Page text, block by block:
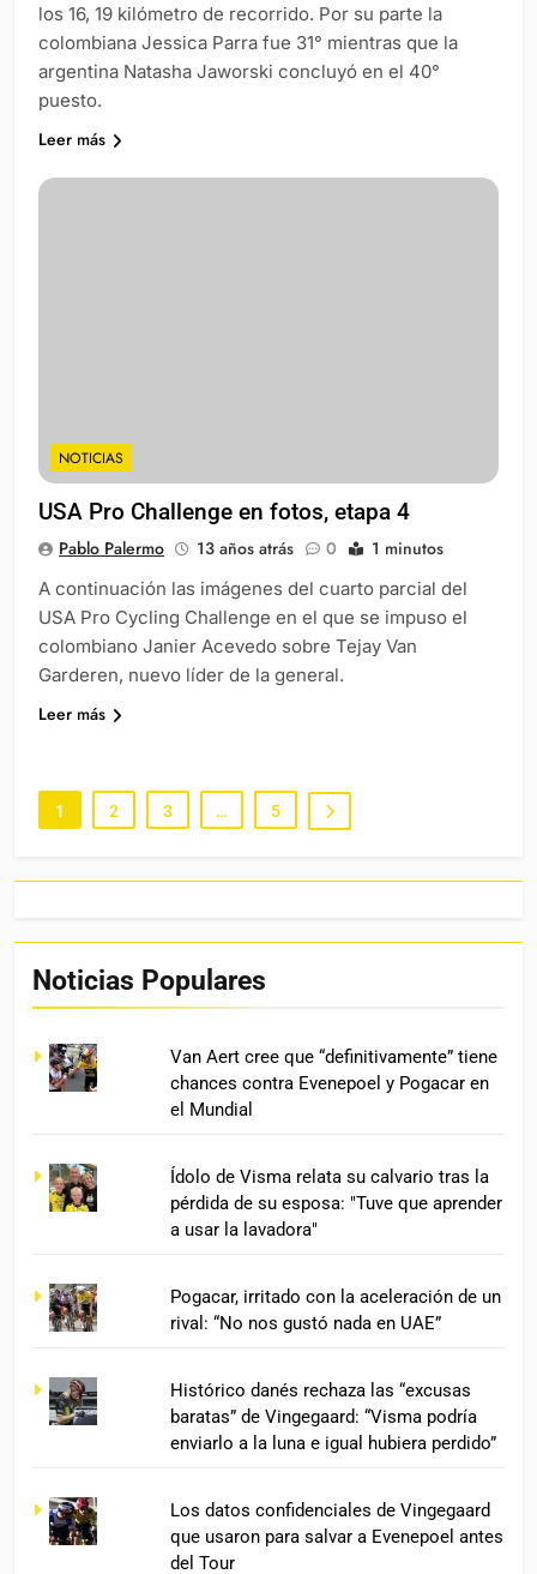
los 16, 19 kilómetro de recorrido. Por su parte la
colombiana Jessica Parra fue 31° mientras que la
argentina Natasha Jaworski concluyó en el 40°
puesto.
Leer más
NOTICIAS
USA Pro Challenge en fotos, etapa 4
Pablo Palermo 13 años atrás 0 1 minutos
A continuación las imágenes del cuarto parcial del
USA Pro Cycling Challenge en el que se impuso el
colombiano Janier Acevedo sobre Tejay Van
Garderen, nuevo líder de la general.
Leer más
1 2 3 … 5
Noticias Populares
Van Aert cree que “definitivamente” tiene
chances contra Evenepoel y Pogacar en
el Mundial
Ídolo de Visma relata su calvario tras la
pérdida de su esposa: "Tuve que aprender
a usar la lavadora"
Pogacar, irritado con la aceleración de un
rival: “No nos gustó nada en UAE”
Histórico danés rechaza las “excusas
baratas” de Vingegaard: “Visma podría
enviarlo a la luna e igual hubiera perdido”
Los datos confidenciales de Vingegaard
que usaron para salvar a Evenepoel antes
del Tour